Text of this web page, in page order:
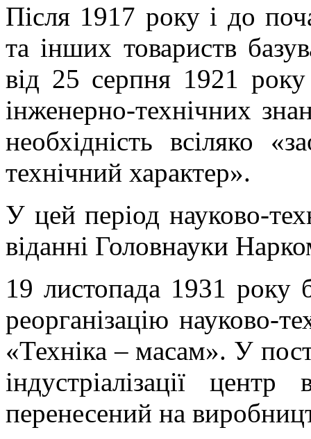
Після 1917 року і до
та інших товариств
від 25 серпня 1921
інженерно-технічних
необхідність всіляко
технічний характер».
У цей період науково-
віданні Головнауки
19 листопада 1931 року
реорганізацію науково-
«Техніка – масам». У
індустріалізації
перенесений на